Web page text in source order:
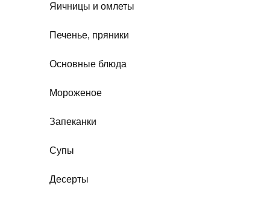
Яичницы и омлеты
Печенье, пряники
Основные блюда
Мороженое
Запеканки
Супы
Десерты